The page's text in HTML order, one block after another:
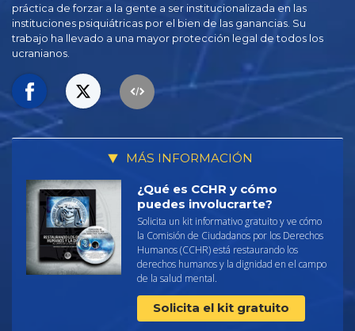
práctica de forzar a la gente a ser institucionalizada en las
instituciones psiquiátricas por el bien de las ganancias. Su
trabajo ha llevado a una mayor protección legal de todos los
ucranianos.
MÁS INFORMACIÓN
¿Qué es CCHR y cómo
puedes involucrarte?
Solicita un kit informativo gratuito y ve cómo
la Comisión de Ciudadanos por los Derechos
Humanos (CCHR) está restaurando los
derechos humanos y la dignidad en el campo
de la salud mental.
Solicita el kit gratuito